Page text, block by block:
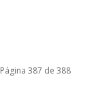
Página 387 de 388